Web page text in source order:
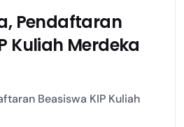
Pendaftaran
Kuliah Merdeka
Beasiswa KIP Kuliah